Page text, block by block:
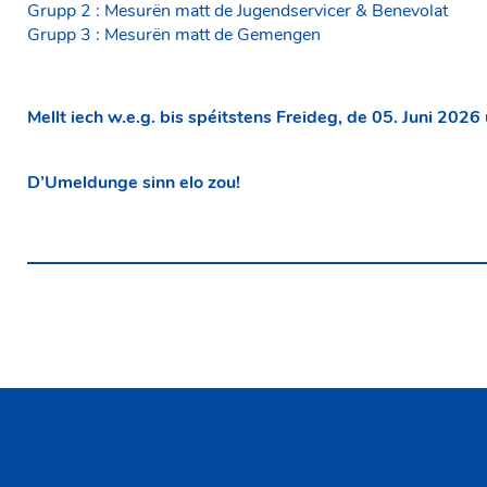
Grupp 2 : Mesurën matt de Jugendservicer & Benevolat
Grupp 3 : Mesurën matt de Gemengen
Mellt iech w.e.g. bis spéitstens Freideg, de 05. Juni 2026
D’Umeldunge sinn elo zou!